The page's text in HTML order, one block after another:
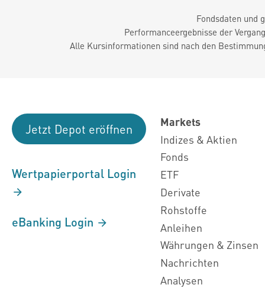
Fondsdaten und
Performanceergebnisse der
Alle Kursinformationen sind nach den
Jetzt Depot eröffnen
Wertpapierportal Login
eBanking Login
Markets
Indizes & Aktien
Fonds
ETF
Derivate
Rohstoffe
Anleihen
Währungen & Zinsen
Nachrichten
Analysen